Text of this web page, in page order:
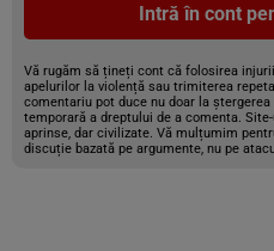
Intră în cont
Vă rugăm să țineți cont că folosirea
apelurilor la violență sau trimiterea
comentariu pot duce nu doar la
temporară a dreptului de a comenta.
aprinse, dar civilizate. Vă mulțumim
discuție bazată pe argumente, nu pe